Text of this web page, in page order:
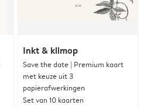
Inkt & klimop
Save the date | Premium kaart
met keuze uit 3
papierafwerkingen
Set van 10 kaarten